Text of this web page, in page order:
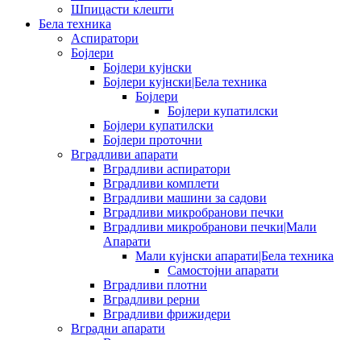
Шпицасти клешти
Бела техника
Аспиратори
Бојлери
Бојлери кујнски
Бојлери кујнски|Бела техника
Бојлери
Бојлери купатилски
Бојлери купатилски
Бојлери проточни
Вградливи апарати
Вградливи аспиратори
Вградливи комплети
Вградливи машини за садови
Вградливи микробранови печки
Вградливи микробранови печки|Мали
Апарати
Мали кујнски апарати|Бела техника
Самостојни апарати
Вградливи плотни
Вградливи рерни
Вградливи фрижидери
Вградни апарати